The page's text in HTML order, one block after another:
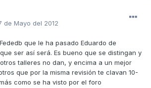
de Mayo del 2012
que le ha pasado Eduardo de
ser así será. Es bueno que se distingan y
talleres no dan, y encima a un mejor
que por la misma revisión te clavan 10-
como se ha visto por el foro